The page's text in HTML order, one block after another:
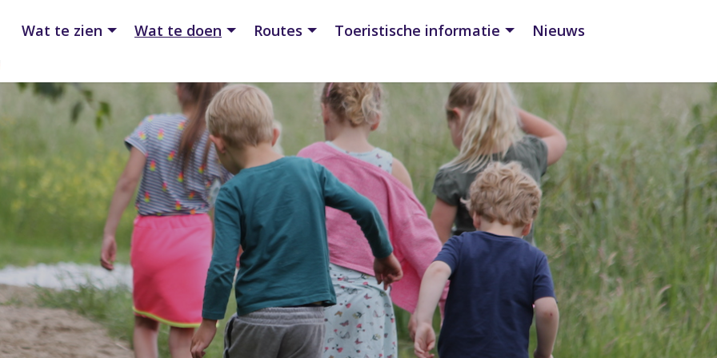
Wat te zien Wat te doen Routes Toeristische informatie Nieuws